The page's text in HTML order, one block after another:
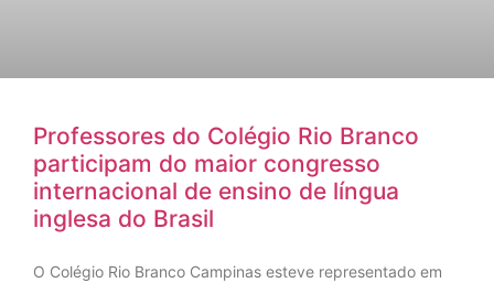
Professores do Colégio Rio Branco
participam do maior congresso
internacional de ensino de língua
inglesa do Brasil
O Colégio Rio Branco Campinas esteve representado em